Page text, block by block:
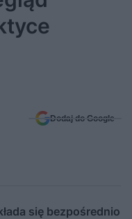
Dodaj do Google
się bezpośrednio